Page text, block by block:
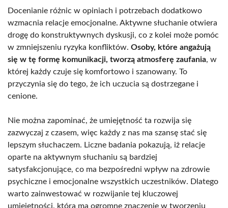
Docenianie różnic w opiniach i potrzebach dodatkowo
wzmacnia relacje emocjonalne. Aktywne słuchanie otwiera
drogę do konstruktywnych dyskusji, co z kolei może pomóc
w zmniejszeniu ryzyka konfliktów. Osoby, które angażują
się w tę formę komunikacji, tworzą atmosferę zaufania, w
której każdy czuje się komfortowo i szanowany. To
przyczynia się do tego, że ich uczucia są dostrzegane i
cenione.
Nie można zapominać, że umiejętność ta rozwija się
zazwyczaj z czasem, więc każdy z nas ma szansę stać się
lepszym słuchaczem. Liczne badania pokazują, iż relacje
oparte na aktywnym słuchaniu są bardziej
satysfakcjonujące, co ma bezpośredni wpływ na zdrowie
psychiczne i emocjonalne wszystkich uczestników. Dlatego
warto zainwestować w rozwijanie tej kluczowej
umiejętności, która ma ogromne znaczenie w tworzeniu